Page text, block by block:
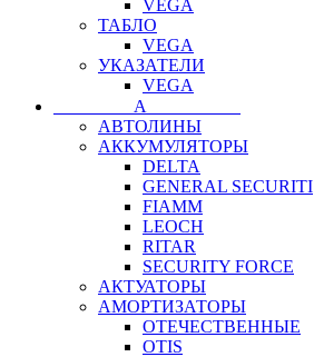
VEGA
ТАБЛО
VEGA
УКАЗАТЕЛИ
VEGA
⠀⠀⠀⠀⠀⠀А⠀⠀⠀⠀⠀⠀⠀
АВТОЛИНЫ
АККУМУЛЯТОРЫ
DELTA
GENERAL SECURITI
FIAMM
LEOCH
RITAR
SECURITY FORCE
АКТУАТОРЫ
АМОРТИЗАТОРЫ
ОТЕЧЕСТВЕННЫЕ
OTIS